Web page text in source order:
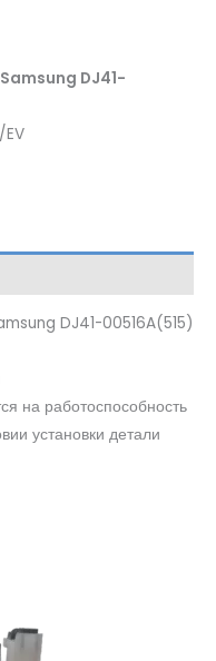
DJ41-
DJ41-00516A(515)
на работоспособность
установки детали